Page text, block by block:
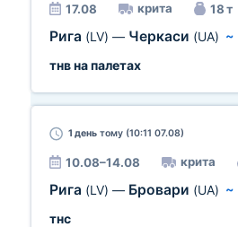
17.08 крита 18 т
Рига (LV) — Черкаси (UA) ~
тнв на палетах
1 день тому (10:11 07.08)
10.08–14.08 крита
Рига (LV) — Бровари (UA) ~
тнс